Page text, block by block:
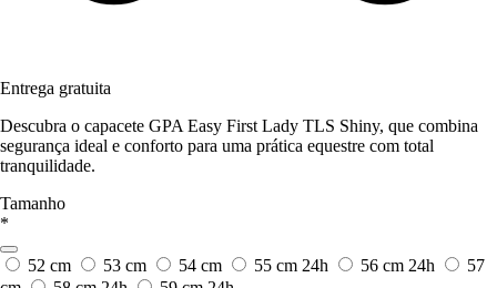
Entrega gratuita
Descubra o capacete GPA Easy First Lady TLS Shiny, que combina
segurança ideal e conforto para uma prática equestre com total
tranquilidade.
Tamanho
*
52 cm 53 cm 54 cm 55 cm 24h 56 cm 24h
57